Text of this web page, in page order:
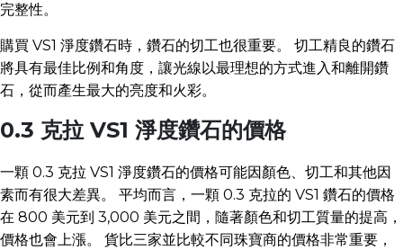
完整性。
購買 VS1 淨度鑽石時，鑽石的切工也很重要。 切工精良的鑽石
將具有最佳比例和角度，讓光線以最理想的方式進入和離開鑽
石，從而產生最大的亮度和火彩。
0.3 克拉 VS1 淨度鑽石的價格
一顆 0.3 克拉 VS1 淨度鑽石的價格可能因顏色、切工和其他因
素而有很大差異。 平均而言，一顆 0.3 克拉的 VS1 鑽石的價格
在 800 美元到 3,000 美元之間，隨著顏色和切工質量的提高，
價格也會上漲。 貨比三家並比較不同珠寶商的價格非常重要，